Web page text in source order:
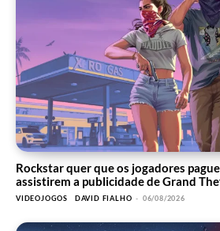
Rockstar quer que os jogadores
assistirem a publicidade de Grand
VIDEOJOGOS DAVID FIALHO - 06/08/2026